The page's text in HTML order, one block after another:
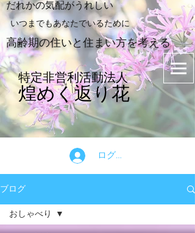
​だれかの気配がうれしい
​いつまでもあなたでいるために
​高齢期の住いと住まい方を考える
特定非営利活動法人
煌めく返り花
ログイン
ブログ
おしゃべり